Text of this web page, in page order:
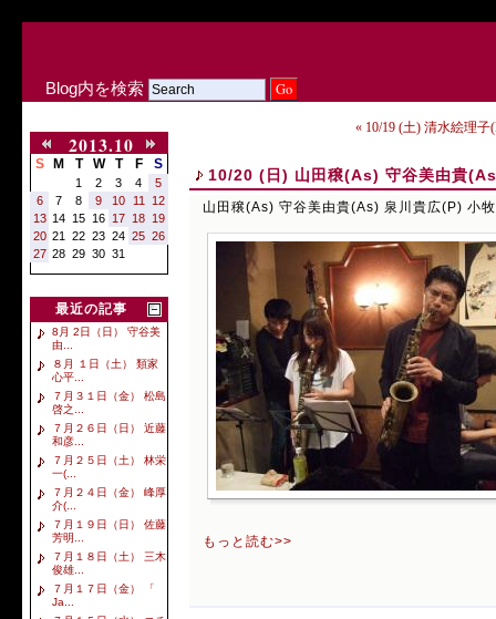
Blog内を検索
2013.10
S M T W T F S
1 2 3 4
5
6
7 8 9 10 11
12
13 14 15 16 17 18 19
20 21 22 23 24 25 26
27 28 29 30 31
最近の記事
8月 2日（日） 守谷美
由...
８月 １日（土） 類家
心平...
７月３１日（金） 松島
啓之...
７月２６日（日） 近藤
和彦...
７月２５日（土） 林栄
一(...
７月２４日（金） 峰厚
介(...
７月１９日（日） 佐藤
芳明...
７月１８日（土） 三木
俊雄...
７月１７日（金） 「
Ja...
« 10/19 (土) 清水絵理
10/20 (日) 山田穣(As) 守谷美由貴
山田穣(As) 守谷美由貴(As) 泉川貴広(P) 小
もっと読む>>